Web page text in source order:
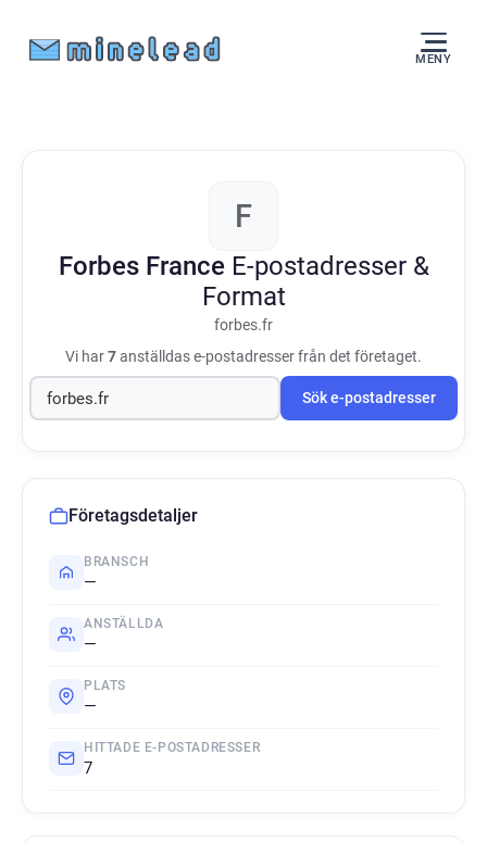
MENY
F
Forbes France E-postadresser &
Format
forbes.fr
Vi har7anställdas e-postadresser från det företaget.
Sök e-postadresser
Företagsdetaljer
BRANSCH
—
ANSTÄLLDA
—
PLATS
—
HITTADE E-POSTADRESSER
7